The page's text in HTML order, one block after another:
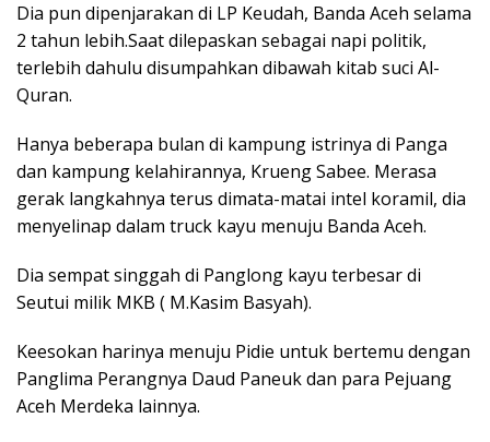
Dia pun dipenjarakan di LP Keudah, Banda Aceh selama
2 tahun lebih.Saat dilepaskan sebagai napi politik,
terlebih dahulu disumpahkan dibawah kitab suci Al-
Quran.
Hanya beberapa bulan di kampung istrinya di Panga
dan kampung kelahirannya, Krueng Sabee. Merasa
gerak langkahnya terus dimata-matai intel koramil, dia
menyelinap dalam truck kayu menuju Banda Aceh.
Dia sempat singgah di Panglong kayu terbesar di
Seutui milik MKB ( M.Kasim Basyah).
Keesokan harinya menuju Pidie untuk bertemu dengan
Panglima Perangnya Daud Paneuk dan para Pejuang
Aceh Merdeka lainnya.